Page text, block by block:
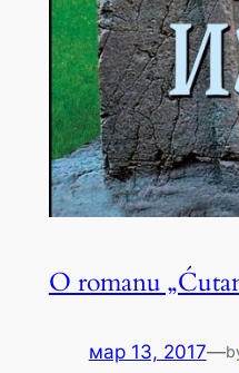
O romanu
мар 13, 2017—